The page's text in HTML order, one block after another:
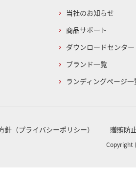
当社のお知らせ
商品サポート
ダウンロードセンター
ブランド一覧
ランディングページ一
針（プライバシーポリシー） 贈賄防
Copyright